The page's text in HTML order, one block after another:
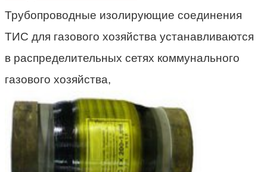
Трубопроводные изолирующие соединения
ТИС для газового хозяйства устанавливаются
в распределительных сетях коммунального
газового хозяйства,